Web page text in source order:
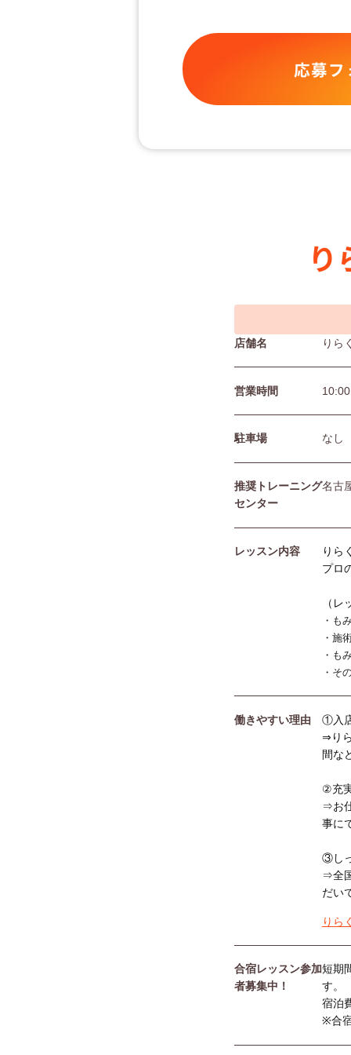
応募
り
店舗名 りら
営業時間
駐⾞場 なし
推奨トレーニング
センター
名古
レッスン内容
りら
プロ
（
・も
・施
・も
・そ
働きやすい理由
①入
⇒り
間な
②充
⇒お
事に
③し
⇒全
だい
りら
合宿レッスン参加
者募集中！
短期
す。
宿泊
※合